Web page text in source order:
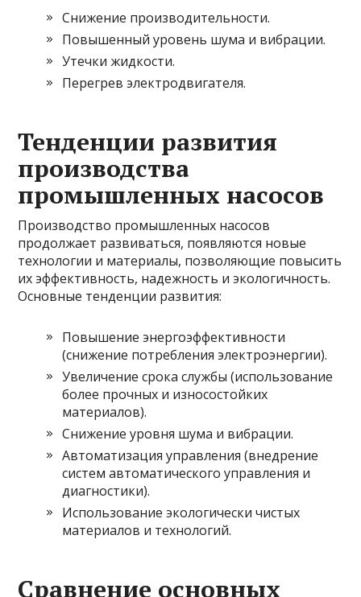
Снижение производительности.
Повышенный уровень шума и вибрации.
Утечки жидкости.
Перегрев электродвигателя.
Тенденции развития
производства
промышленных насосов
Производство промышленных насосов
продолжает развиваться, появляются новые
технологии и материалы, позволяющие повысить
их эффективность, надежность и экологичность.
Основные тенденции развития:
Повышение энергоэффективности
(снижение потребления электроэнергии).
Увеличение срока службы (использование
более прочных и износостойких
материалов).
Снижение уровня шума и вибрации.
Автоматизация управления (внедрение
систем автоматического управления и
диагностики).
Использование экологически чистых
материалов и технологий.
Сравнение основных